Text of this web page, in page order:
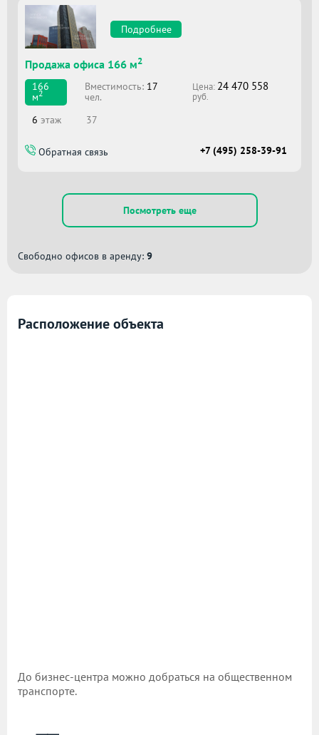
Подробнее
Продажа офиса 166 м2
166
м2
Вместимоcть: 17
чел.
Цена: 24 470 558
руб.
6 этаж 37
Обратная связь +7 (495) 258-39-91
Посмотреть еще
Свободно офисов в аренду: 9
Расположение объекта
До бизнес-центра можно добраться на общественном
транспорте.